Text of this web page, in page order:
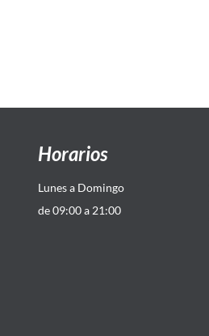
Horarios
Lunes a Domingo
de 09:00 a 21:00